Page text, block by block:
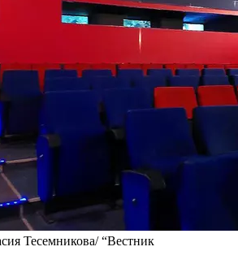
Тесемникова/ “Вестник